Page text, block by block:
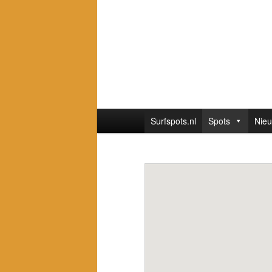
Surfspots.nl Spots